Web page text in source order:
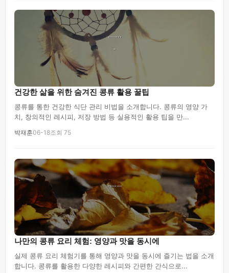
건강한 삶을 위한 숨겨진 콩류 활용 꿀팁
콩류를 통한 건강한 식단 관리 비법을 소개합니다. 콩류의 영양 가
치, 창의적인 레시피, 저장 방법 등 실용적인 활용 팁을 만...
박재훈06-18조회 75
나만의 콩류 요리 체험: 영양과 맛을 동시에
실제 콩류 요리 체험기를 통해 영양과 맛을 동시에 즐기는 법을 소개
합니다. 콩류를 활용한 다양한 레시피와 간편한 간식으로...